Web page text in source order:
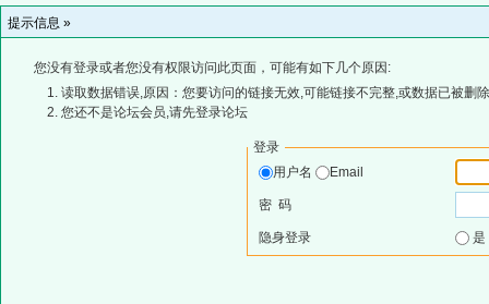
提示信息 »
您没有登录或者您没有权限访问此页面，可能有如下几个原因:
读取数据错误,原因：您要访问的链接无效,可能链接不完整,或数据已被删
您还不是论坛会员,请先登录论坛
登录
用户名
Email
密 码
隐身登录